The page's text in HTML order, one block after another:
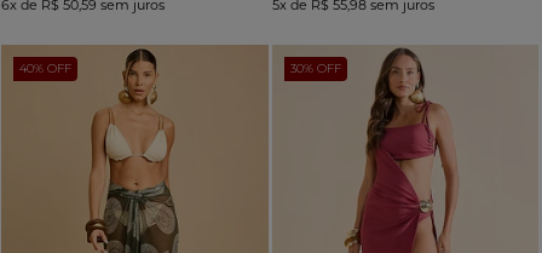
6x de R$ 50,59 sem juros 5xde R$ 55,98sem juros
40% OFF 30% OFF